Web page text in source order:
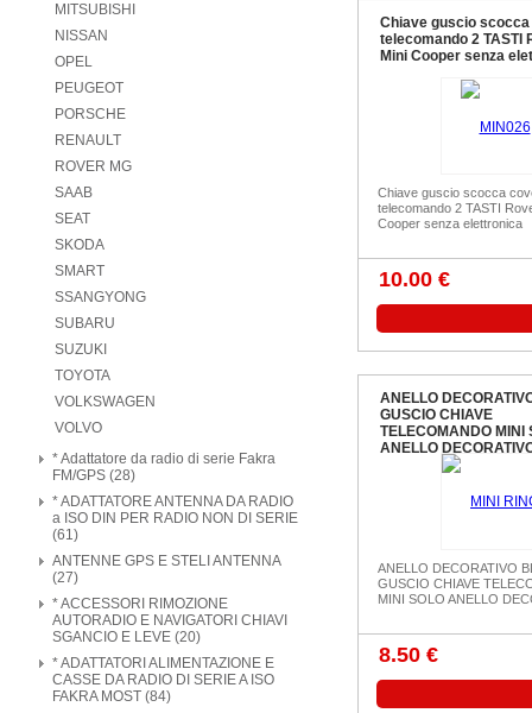
MITSUBISHI
NISSAN
OPEL
PEUGEOT
PORSCHE
RENAULT
ROVER MG
SAAB
SEAT
SKODA
SMART
SSANGYONG
SUBARU
SUZUKI
TOYOTA
VOLKSWAGEN
VOLVO
* Adattatore da radio di serie Fakra
FM/GPS (28)
* ADATTATORE ANTENNA DA RADIO
a ISO DIN PER RADIO NON DI SERIE
(61)
ANTENNE GPS E STELI ANTENNA
(27)
* ACCESSORI RIMOZIONE
AUTORADIO E NAVIGATORI CHIAVI
SGANCIO E LEVE (20)
* ADATTATORI ALIMENTAZIONE E
CASSE DA RADIO DI SERIE A ISO
FAKRA MOST (84)
Chiave guscio
telecomando 2 TASTI
Mini Cooper senza
Chiave guscio scocca
telecomando 2 TASTI
Cooper senza elettronica
10.00 €
ANELLO
GUSCIO CHIAVE
TELECOMANDO MINI
ANELLO
ANELLO DECORATIVO
GUSCIO CHIAVE
MINI SOLO ANELLO
8.50 €